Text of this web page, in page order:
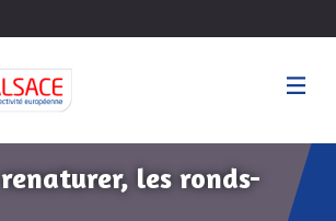
les ronds-